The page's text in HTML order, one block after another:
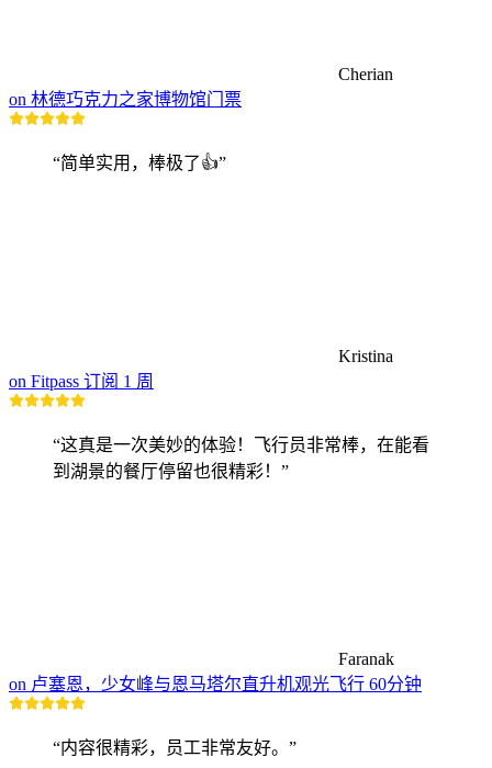
Cherian
on 林德巧克力之家博物馆门票
“简单实用，棒极了👍”
Kristina
on Fitpass 订阅 1 周
“这真是一次美妙的体验！飞行员非常棒，在能看
到湖景的餐厅停留也很精彩！”
Faranak
on 卢塞恩，少女峰与恩马塔尔直升机观光飞行 60分钟
“内容很精彩，员工非常友好。”